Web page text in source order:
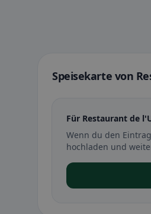
Speisekarte von
Für Restaurant de
Wenn du den
hochladen und